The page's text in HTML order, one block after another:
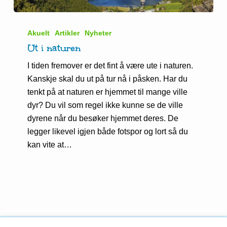
naturen
Akuelt Artikler Nyheter
Ut i naturen
I tiden fremover er det fint å være ute i naturen.
Kanskje skal du ut på tur nå i påsken. Har du
tenkt på at naturen er hjemmet til mange ville
dyr? Du vil som regel ikke kunne se de ville
dyrene når du besøker hjemmet deres. De
legger likevel igjen både fotspor og lort så du
kan vite at…